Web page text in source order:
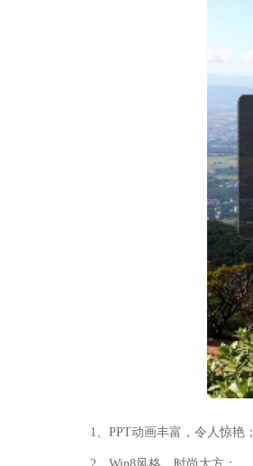
1、PPT动画丰富，令人惊艳；